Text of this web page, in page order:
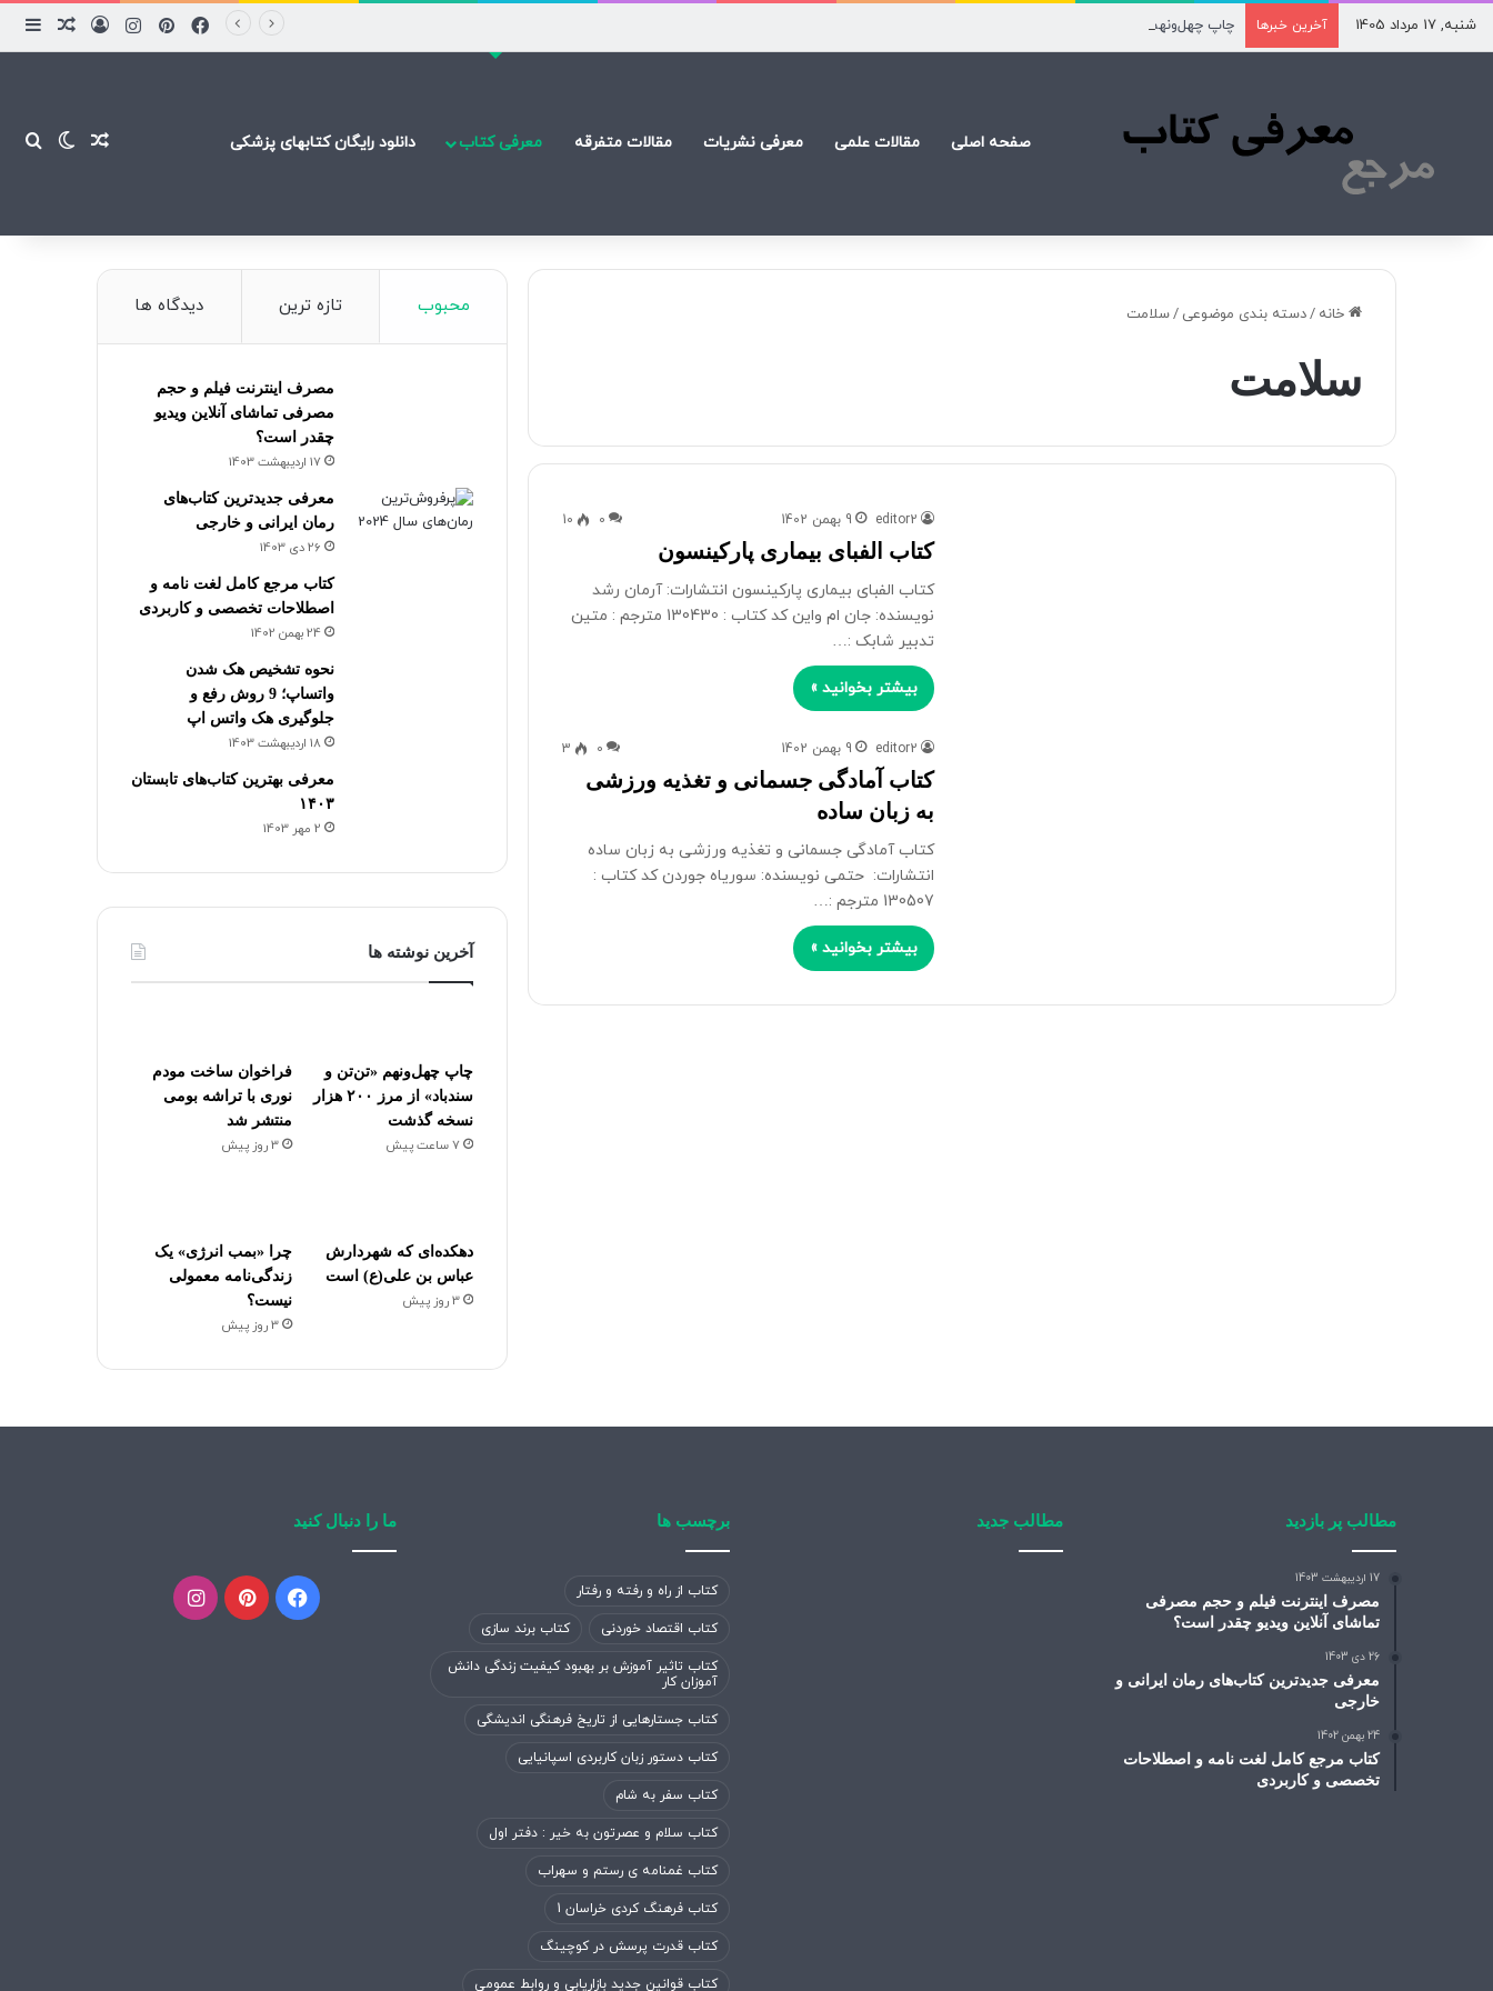
شنبه, 17 مرداد 1405 آخرین خبرها چاپ چهل‌ونهم «تن‌تن و سندباد» از مرز ۲۰۰ هزار نسخه گذشت فیسبوکپینتریستاینستاگرام
ورود
صفحه اصلی مقالات علمی معرفی نشریات مقالات متفرقه معرفی کتاب دانلود رایگان کتابهای پزشکی نوشتهتغییر
خانه /دسته بندی موضوعی /سلامت
سلامت
editor2 9 بهمن 1402 0
10
کتاب الفبای بیماری پارکینسون
کتاب الفبای بیماری پارکینسون انتشارات: آرمان رشد
نویسنده: جان ام واین کد کتاب : 130430 مترجم : متین
تدبیر شابک :…
بیشتر بخوانید »
editor2 9 بهمن 1402 0
3
کتاب آمادگی جسمانی و تغذیه ورزشی
به زبان ساده
کتاب آمادگی جسمانی و تغذیه ورزشی به زبان ساده
انتشارات: حتمی نویسنده: سوریاه جوردن کد کتاب :
130507 مترجم :…
بیشتر بخوانید »
محبوب تازه ترین دیدگاه ها
مصرف اینترنت فیلم و حجم
مصرفی تماشای آنلاین ویدیو
چقدر است؟
17 اردیبهشت 1403
معرفی جدیدترین کتاب‌های
رمان ایرانی و خارجی
26 دی 1403
کتاب مرجع کامل لغت نامه و
اصطلاحات تخصصی و کاربردی
24 بهمن 1402
نحوه تشخیص هک شدن
واتساپ؛ 9 روش رفع و
جلوگیری هک واتس اپ
18 اردیبهشت 1403
معرفی بهترین کتاب‌های تابستان
۱۴۰۳
2 مهر 1403
آخرین نوشته ها
چاپ چهل‌ونهم «تن‌تن و
سندباد» از مرز ۲۰۰ هزار
نسخه گذشت
7 ساعت پیش
فراخوان ساخت مودم
نوری با تراشه بومی
منتشر شد
3 روز پیش
دهکده‌ای که شهردارش
عباس بن علی(ع) است
3 روز پیش
چرا «بمب انرژی» یک
زندگی‌نامه معمولی
نیست؟
3 روز پیش
مطالب پر بازدید
17 اردیبهشت 1403
مصرف اینترنت فیلم و حجم مصرفی
تماشای آنلاین ویدیو چقدر است؟
26 دی 1403
معرفی جدیدترین کتاب‌های رمان ایرانی و
خارجی
24 بهمن 1402
کتاب مرجع کامل لغت نامه و اصطلاحات
تخصصی و کاربردی
مطالب جدید برچسب ها
کتاب از راه و رفته و رفتار
کتاب اقتصاد خوردنی کتاب برند سازی
کتاب تاثیر آموزش بر بهبود کیفیت زندگی دانش
آموزان کار
کتاب جستارهایی از تاریخ فرهنگی اندیشگی
کتاب دستور زبان کاربردی اسپانیایی
کتاب سفر به شام
کتاب سلام و عصرتون به خیر : دفتر اول
کتاب غمنامه ی رستم و سهراب
کتاب فرهنگ کردی خراسان 1
کتاب قدرت پرسش در کوچینگ
کتاب قوانین جدید بازاریابی و روابط عمومی
ما را دنبال کنید
فیسبوکپینتریستاینستاگرام